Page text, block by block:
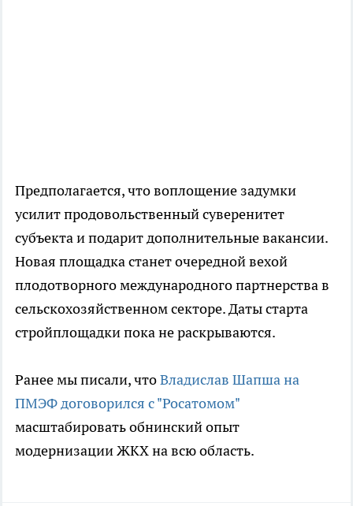
Предполагается, что воплощение задумки
усилит продовольственный суверенитет
субъекта и подарит дополнительные вакансии.
Новая площадка станет очередной вехой
плодотворного международного партнерства в
сельскохозяйственном секторе. Даты старта
стройплощадки пока не раскрываются.
Ранее мы писали, чтоВладислав Шапша на
ПМЭФ договорился с "Росатомом"
масштабировать обнинский опыт
модернизации ЖКХ на всю область.